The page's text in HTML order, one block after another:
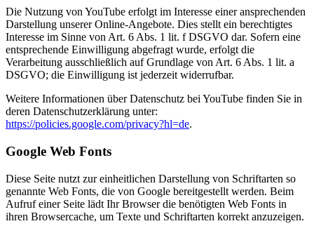
Die Nutzung von YouTube erfolgt im Interesse einer ansprechenden
Darstellung unserer Online-Angebote. Dies stellt ein berechtigtes
Interesse im Sinne von Art. 6 Abs. 1 lit. f DSGVO dar. Sofern eine
entsprechende Einwilligung abgefragt wurde, erfolgt die
Verarbeitung ausschließlich auf Grundlage von Art. 6 Abs. 1 lit. a
DSGVO; die Einwilligung ist jederzeit widerrufbar.
Weitere Informationen über Datenschutz bei YouTube finden Sie in
deren Datenschutzerklärung unter:
https://policies.google.com/privacy?hl=de.
Google Web Fonts
Diese Seite nutzt zur einheitlichen Darstellung von Schriftarten so
genannte Web Fonts, die von Google bereitgestellt werden. Beim
Aufruf einer Seite lädt Ihr Browser die benötigten Web Fonts in
ihren Browsercache, um Texte und Schriftarten korrekt anzuzeigen.